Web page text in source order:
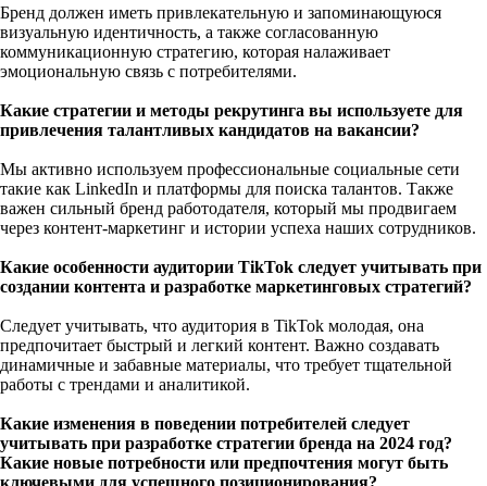
Бренд должен иметь привлекательную и запоминающуюся
визуальную идентичность, а также согласованную
коммуникационную стратегию, которая налаживает
эмоциональную связь с потребителями.
Какие стратегии и методы рекрутинга вы используете для
привлечения талантливых кандидатов на вакансии?
Мы активно используем профессиональные социальные сети
такие как LinkedIn и платформы для поиска талантов. Также
важен сильный бренд работодателя, который мы продвигаем
через контент-маркетинг и истории успеха наших сотрудников.
Какие особенности аудитории TikTok следует учитывать при
создании контента и разработке маркетинговых стратегий?
Следует учитывать, что аудитория в TikTok молодая, она
предпочитает быстрый и легкий контент. Важно создавать
динамичные и забавные материалы, что требует тщательной
работы с трендами и аналитикой.
Какие изменения в поведении потребителей следует
учитывать при разработке стратегии бренда на 2024 год?
Какие новые потребности или предпочтения могут быть
ключевыми для успешного позиционирования?